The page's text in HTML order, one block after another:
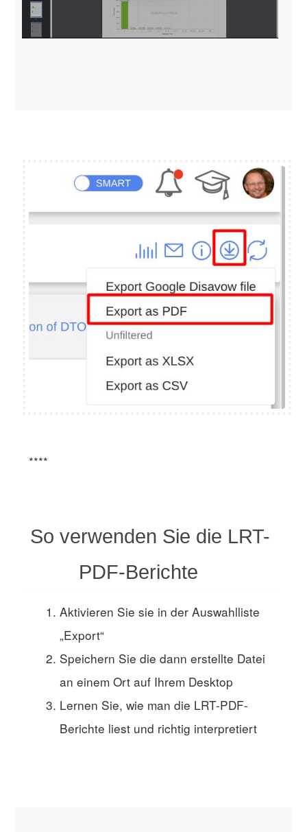
****
So verwenden Sie die LRT-
PDF-Berichte
Aktivieren Sie sie in der Auswahlliste
„Export“
Speichern Sie die dann erstellte Datei
an einem Ort auf Ihrem Desktop
Lernen Sie, wie man die LRT-PDF-
Berichte liest und richtig interpretiert